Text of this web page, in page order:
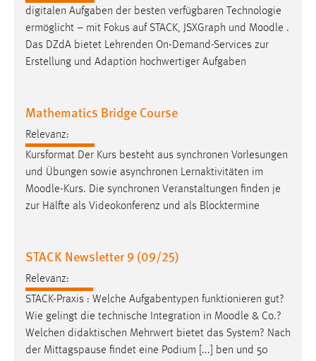
digitalen Aufgaben der besten verfügbaren Technologie
ermöglicht – mit Fokus auf STACK, JSXGraph und Moodle .
Das DZdA bietet Lehrenden On-Demand-Services zur
Erstellung und Adaption hochwertiger Aufgaben
Mathematics Bridge Course
Relevanz:
Kursformat Der Kurs besteht aus synchronen Vorlesungen
und Übungen sowie asynchronen Lernaktivitäten im
Moodle-Kurs. Die synchronen Veranstaltungen finden je
zur Hälfte als Videokonferenz und als Blocktermine
STACK Newsletter 9 (09/25)
Relevanz:
STACK-Praxis : Welche Aufgabentypen funktionieren gut?
Wie gelingt die technische Integration in Moodle & Co.?
Welchen didaktischen Mehrwert bietet das System? Nach
der Mittagspause findet eine Podium [...] ben und 50
Dieser Cookie ist notwendig um sich an der Website
einloggen zu können.
Cookie Laufzeit:
24 Stunden
Statistik Cookies erfassen Informationen anonym.
Diese Informationen helfen uns zu verstehen, wie
unsere Besucher unsere Website nutzen.
Matomo
_pk_ref, _pk_cvar, _pk_id, _pk_ses
Zweck:
Zugriffsstatistik
Cookie Laufzeit:
Max. 13 Monate